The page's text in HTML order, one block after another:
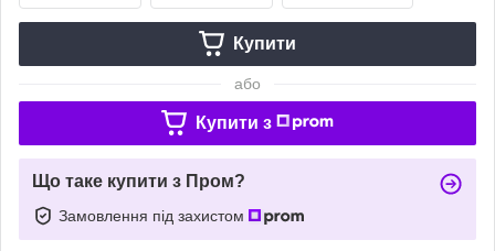
Купити
або
Купити з
Що таке купити з Пром?
Замовлення під захистом